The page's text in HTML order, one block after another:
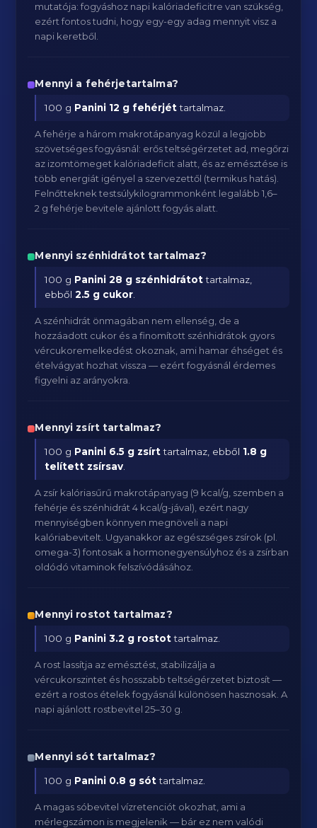
mutatója: fogyáshoz napi kalóriadeficitre van szükség,
ezért fontos tudni, hogy egy-egy adag mennyit visz a
napi keretből.
Mennyi a fehérjetartalma?
100 g Panini 12 g fehérjéttartalmaz.
A fehérje a három makrotápanyag közül a legjobb
szövetséges fogyásnál: erős teltségérzetet ad, megőrzi
az izomtömeget kalóriadeficit alatt, és az emésztése is
több energiát igényel a szervezettől (termikus hatás).
Felnőtteknek testsúlykilogrammonként legalább 1,6–
2 g fehérje bevitele ajánlott fogyás alatt.
Mennyi szénhidrátot tartalmaz?
100 g Panini 28 g szénhidrátottartalmaz,
ebből2.5 g cukor
A szénhidrát önmagában nem ellenség, de a
hozzáadott cukor és a finomított szénhidrátok gyors
vércukoremelkedést okoznak, ami hamar éhséget és
ételvágyat hozhat vissza — ezért fogyásnál érdemes
figyelni az arányokra.
Mennyi zsírt tartalmaz?
100 g Panini 6.5 g zsírttartalmaz, ebből 1.8 g
telített zsírsav
A zsír kalóriasűrű makrotápanyag (9 kcal/g, szemben a
fehérje és szénhidrát 4 kcal/g-jával), ezért nagy
mennyiségben könnyen megnöveli a napi
kalóriabevitelt. Ugyanakkor az egészséges zsírok (pl.
omega-3) fontosak a hormonegyensúlyhoz és a zsírban
oldódó vitaminok felszívódásához.
Mennyi rostot tartalmaz?
100 g Panini 3.2 g rostottartalmaz.
A rost lassítja az emésztést, stabilizálja a
vércukorszintet és hosszabb teltségérzetet biztosít —
ezért a rostos ételek fogyásnál különösen hasznosak. A
napi ajánlott rostbevitel 25–30 g.
Mennyi sót tartalmaz?
100 g Panini 0.8 g sóttartalmaz.
A magas sóbevitel vízretenciót okozhat, ami a
mérlegszámon is megjelenik — bár ez nem valódi